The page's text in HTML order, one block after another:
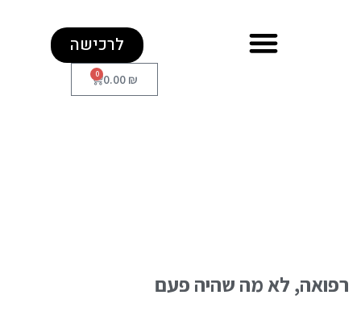
לרכישה
0.00 ₪
0
רפואה, לא מה שהיה פעם